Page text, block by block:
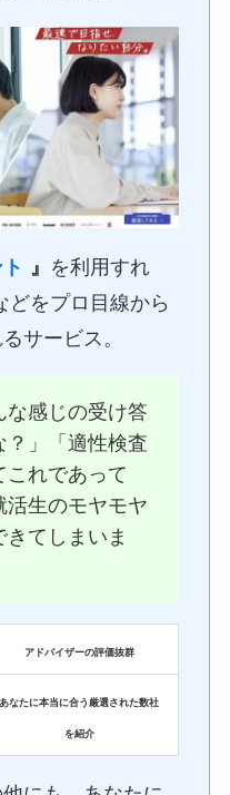
』 を利用すれ
どをプロ目線から
サービス。
な感じの受け答
？」「適性検査
これであって
活生のモヤモヤ
きてしまいま
アドバイザーの評価抜群
あなたに本当に合う厳選された数社
を紹介